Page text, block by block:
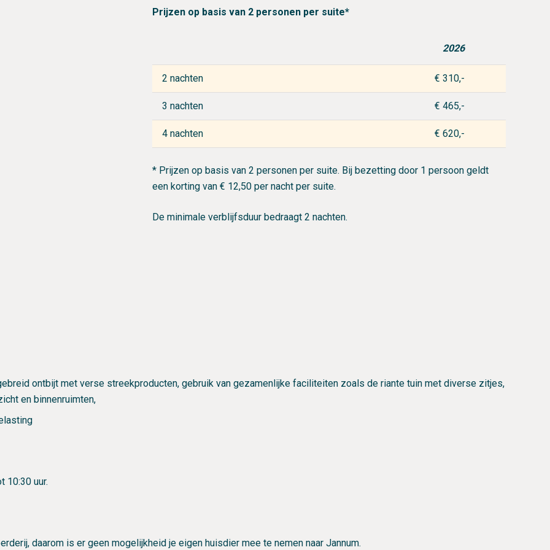
Prijzen op basis van 2 personen per suite*
2026
2 nachten € 310,-
3 nachten € 465,-
4 nachten € 620,-
* Prijzen op basis van 2 personen per suite. Bij bezetting door 1 persoon geldt
een korting van € 12,50 per nacht per suite.
De minimale verblijfsduur bedraagt 2 nachten.
ontbijt met verse streekproducten, gebruik van gezamenlijke faciliteiten zoals de riante tuin met diverse zitjes,
en binnenruimten,
10:30 uur.
daarom is er geen mogelijkheid je eigen huisdier mee te nemen naar Jannum.